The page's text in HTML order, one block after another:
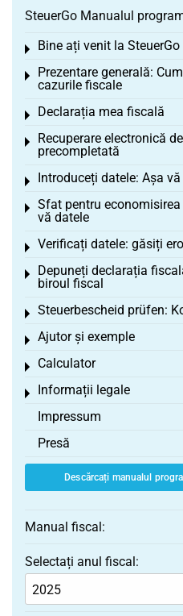
SteuerGo Manualul
Bine ați venit la SteuerGo
Toggle menu
Prezentare generală:
cazurile fiscale
Toggle menu
Declarația mea fiscală
Toggle menu
Recuperare electronică
precompletată
Toggle menu
Introduceți datele: Așa
Toggle menu
Sfat pentru
vă datele
Toggle menu
Verificați datele: găsiți
Toggle menu
Depuneți declarația
biroul fiscal
Toggle menu
Steuerbescheid prüfen:
Toggle menu
Ajutor și exemple
Toggle menu
Calculator
Toggle menu
Informații legale
Toggle menu
Impressum
Presă
Descărcați manualul
Manual fiscal:
Selectați anul fiscal: